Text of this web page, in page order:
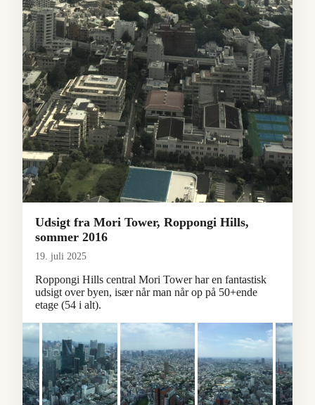
Udsigt fra Mori Tower, Roppongi Hills,
sommer 2016
19. juli 2025
Roppongi Hills central Mori Tower har en fantastisk
udsigt over byen, især når man når op på 50+ende
etage (54 i alt).